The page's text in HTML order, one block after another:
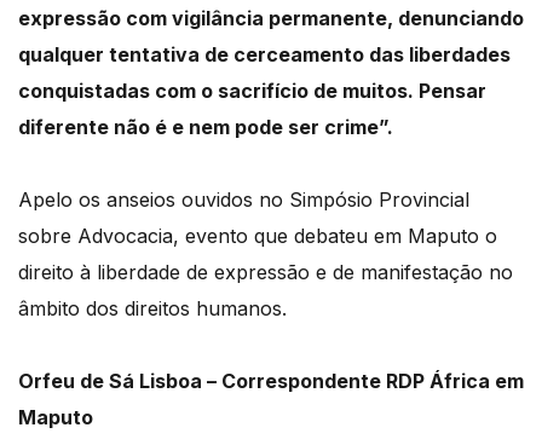
expressão com vigilância permanente, denunciando
qualquer tentativa de cerceamento das liberdades
conquistadas com o sacrifício de muitos. Pensar
diferente não é e nem pode ser crime”.
Apelo os anseios ouvidos no Simpósio Provincial
sobre Advocacia, evento que debateu em Maputo o
direito à liberdade de expressão e de manifestação no
âmbito dos direitos humanos.
Orfeu de Sá Lisboa – Correspondente RDP África em
Maputo